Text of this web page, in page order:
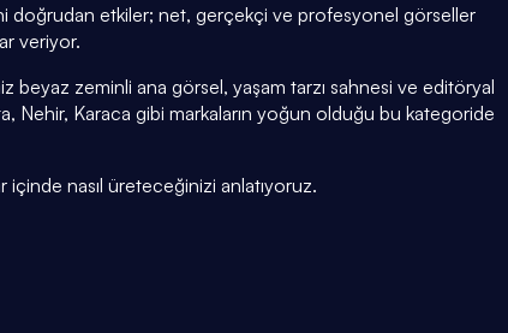
doğrudan etkiler; net, gerçekçi ve profesyonel görseller
veriyor.
zeminli ana görsel, yaşam tarzı sahnesi ve editöryal
Karaca gibi markaların yoğun olduğu bu kategoride
içinde nasıl üreteceğinizi anlatıyoruz.